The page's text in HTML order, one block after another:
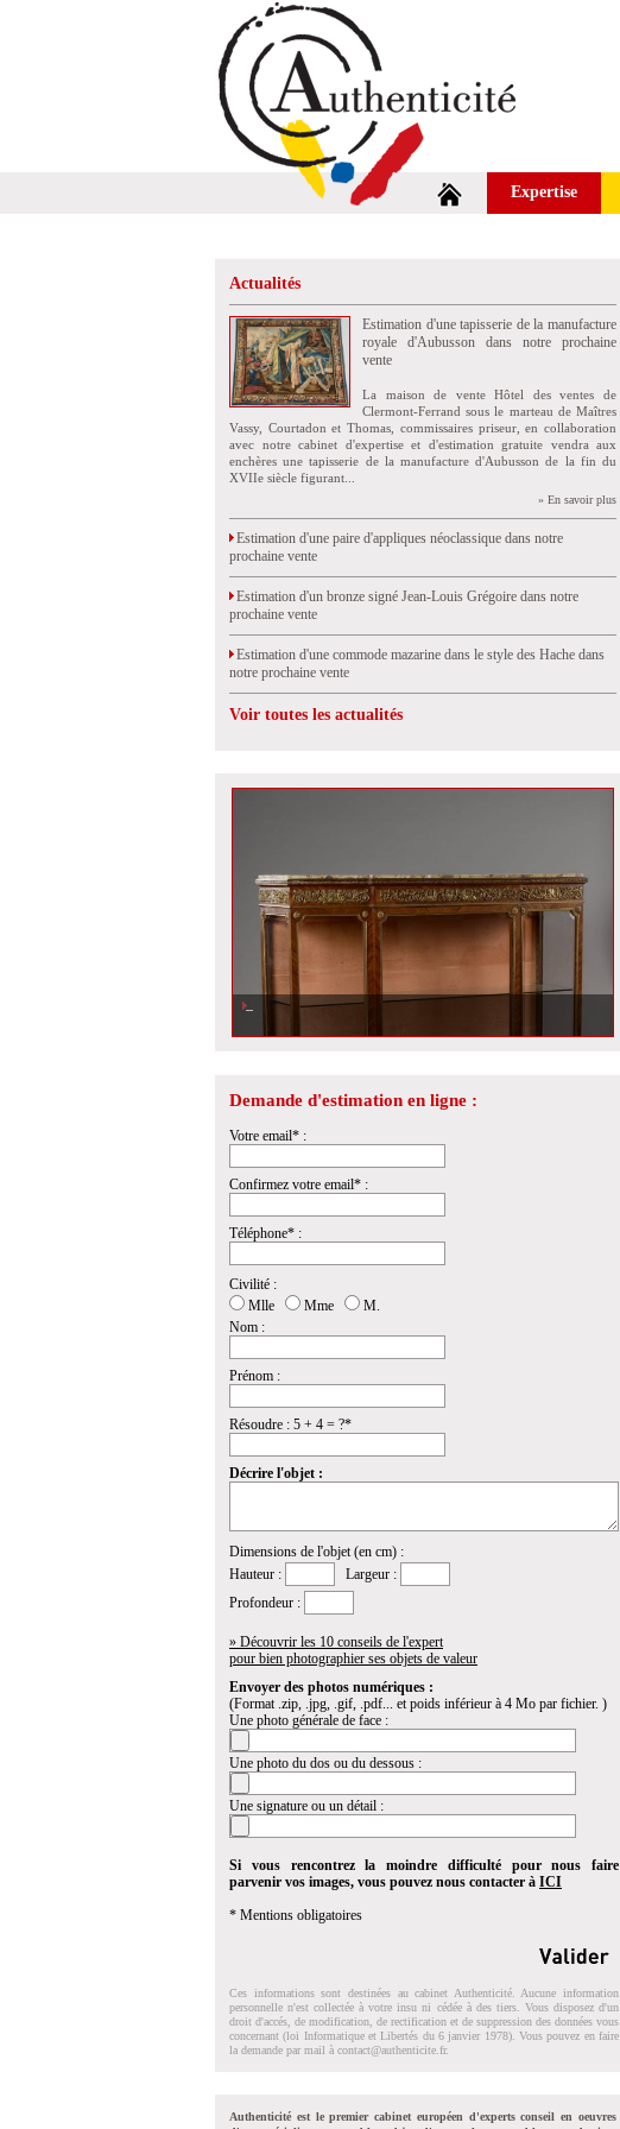
Expertise
Actualités
Estimation d'une tapisserie de la manufacture
royale d'Aubusson dans notre prochaine
vente
La maison de vente Hôtel des ventes de
Clermont-Ferrand sous le marteau de Maîtres
Vassy, Courtadon et Thomas, commissaires priseur, en collaboration
avec notre cabinet d'expertise et d'estimation gratuite vendra aux
enchères une tapisserie de la manufacture d'Aubusson de la fin du
XVIIe siècle figurant...
» En savoir plus
Estimation d'une paire d'appliques néoclassique dans notre
prochaine vente
Estimation d'un bronze signé Jean-Louis Grégoire dans notre
prochaine vente
Estimation d'une commode mazarine dans le style des Hache dans
notre prochaine vente
Voir toutes les actualités
Demande d'estimation en ligne :
Votre email* :
Confirmez votre email* :
Téléphone* :
Civilité :
Mlle
Mme
M.
Nom :
Prénom :
Résoudre : 5 + 4 = ?*
Décrire l'objet :
Dimensions de l'objet (en cm) :
Hauteur :
Largeur :
Profondeur :
» Découvrir les 10 conseils de l'expert
pour bien photographier ses objets de valeur
Envoyer des photos numériques :
(Format .zip, .jpg, .gif, .pdf... et poids inférieur à 4 Mo par fichier. )
Une photo générale de face :
Une photo du dos ou du dessous :
Une signature ou un détail :
Si vous rencontrez la moindre difficulté pour nous faire
parvenir vos images, vous pouvez nous contacter à ICI
* Mentions obligatoires
Ces informations sont destinées au cabinet Authenticité. Aucune information
personnelle n'est collectée à votre insu ni cédée à des tiers. Vous disposez d'un
droit d'accés, de modification, de rectification et de suppression des données vous
concernant (loi Informatique et Libertés du 6 janvier 1978). Vous pouvez en faire
la demande par mail à contact@authenticite.fr.
Authenticité est le premier cabinet européen d'experts conseil en oeuvres